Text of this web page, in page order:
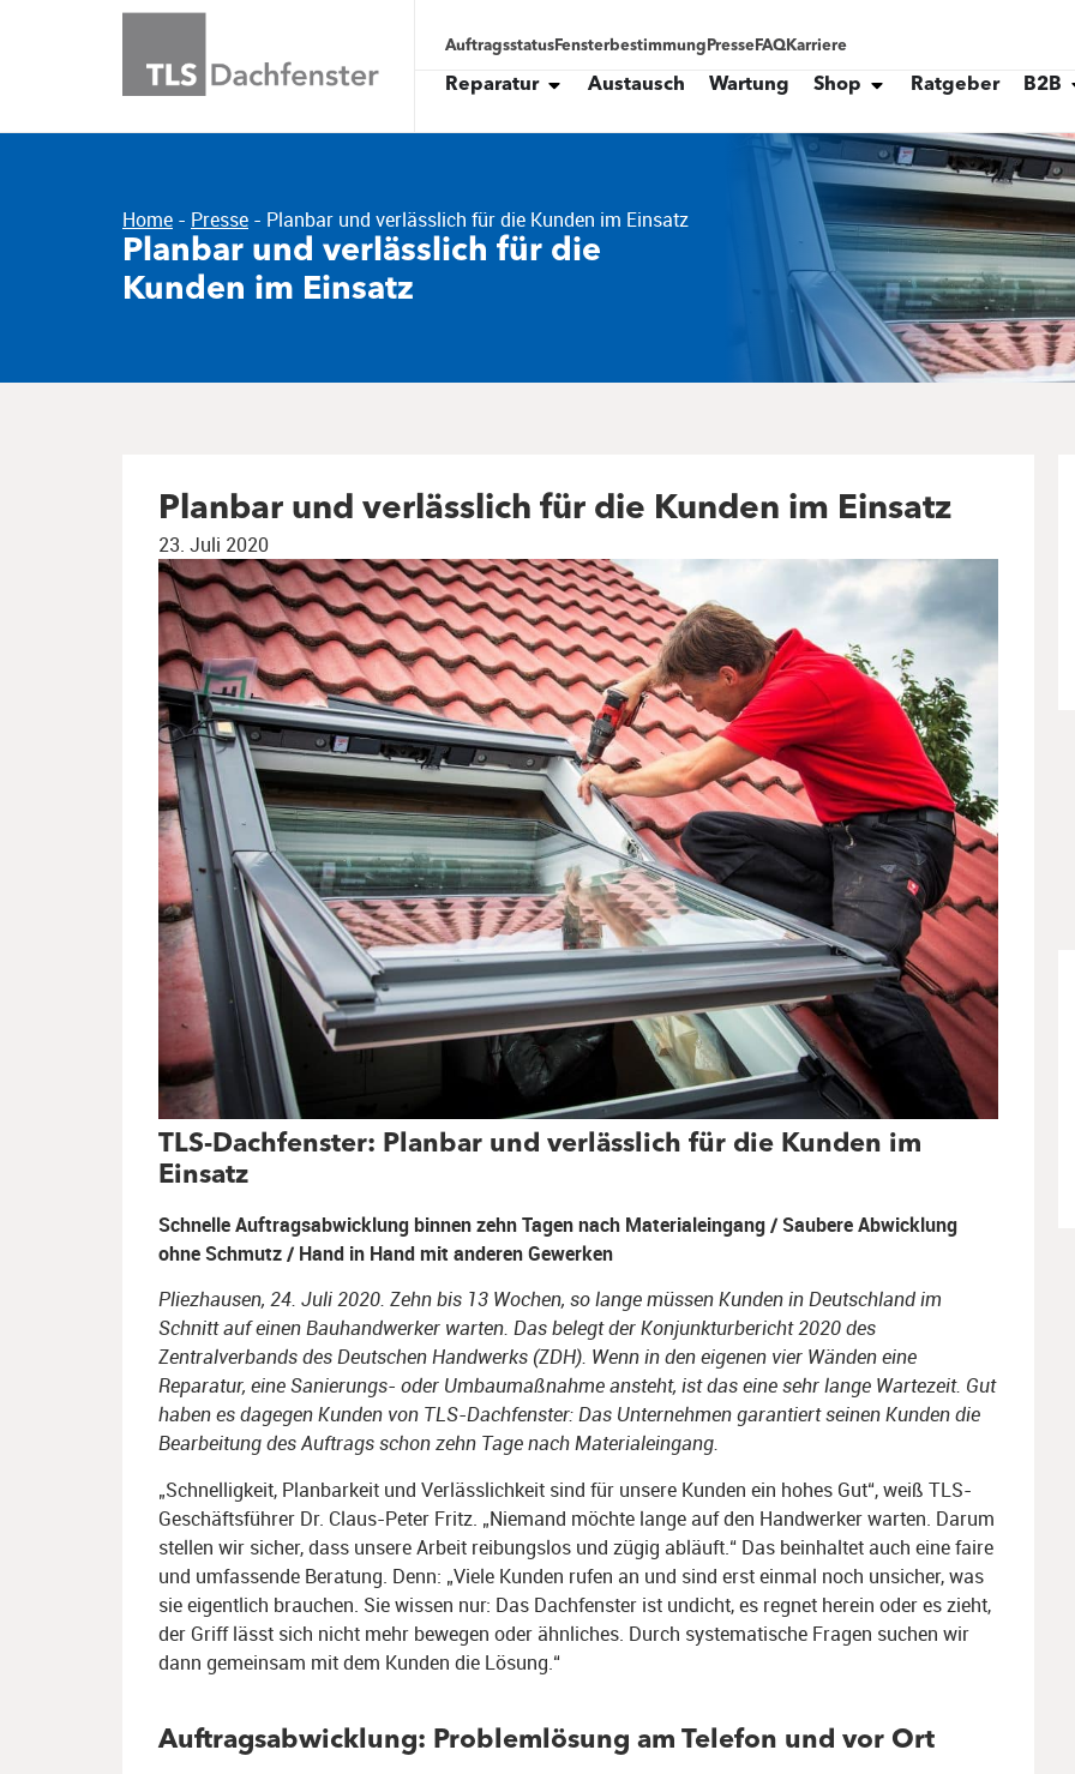
AuftragsstatusFensterbestimmung PresseFAQKarriere
Reparatur Austausch Wartung Shop Ratgeber B2B
Home - Presse - Planbar und verlässlich für die Kunden im Einsatz
Planbar und verlässlich für die
Kunden im Einsatz
Planbar und verlässlich für die Kunden im Einsatz
23. Juli 2020
TLS-Dachfenster: Planbar und verlässlich für die Kunden im
Einsatz
Schnelle Auftragsabwicklung binnen zehn Tagen nach Materialeingang / Saubere Abwicklung
ohne Schmutz / Hand in Hand mit anderen Gewerken
Pliezhausen, 24. Juli 2020. Zehn bis 13 Wochen, so lange müssen Kunden in Deutschland im
Schnitt auf einen Bauhandwerker warten. Das belegt der Konjunkturbericht 2020 des
Zentralverbands des Deutschen Handwerks (ZDH). Wenn in den eigenen vier Wänden eine
Reparatur, eine Sanierungs- oder Umbaumaßnahme ansteht, ist das eine sehr lange Wartezeit. Gut
haben es dagegen Kunden von TLS-Dachfenster: Das Unternehmen garantiert seinen Kunden die
Bearbeitung des Auftrags schon zehn Tage nach Materialeingang.
„Schnelligkeit, Planbarkeit und Verlässlichkeit sind für unsere Kunden ein hohes Gut“, weiß TLS-
Geschäftsführer Dr. Claus-Peter Fritz. „Niemand möchte lange auf den Handwerker warten. Darum
stellen wir sicher, dass unsere Arbeit reibungslos und zügig abläuft.“ Das beinhaltet auch eine faire
und umfassende Beratung. Denn: „Viele Kunden rufen an und sind erst einmal noch unsicher, was
sie eigentlich brauchen. Sie wissen nur: Das Dachfenster ist undicht, es regnet herein oder es zieht,
der Griff lässt sich nicht mehr bewegen oder ähnliches. Durch systematische Fragen suchen wir
dann gemeinsam mit dem Kunden die Lösung.“
Auftragsabwicklung: Problemlösung am Telefon und vor Ort